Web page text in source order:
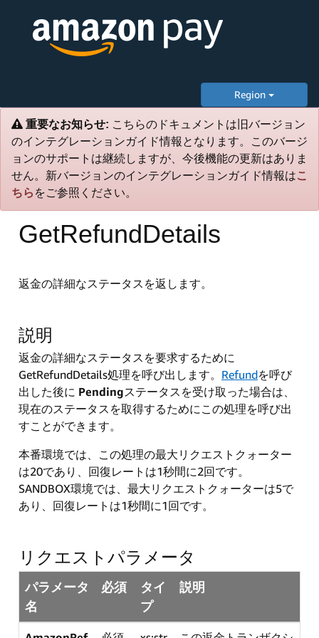
Region
重要なお知らせ: こちらのドキュメントは旧バージョン
のインテグレーションガイド情報となります。このバージ
ョンのサポートは継続しますが、今後機能の更新はありま
せん。新バージョンのインテグレーションガイド情報はこ
ちら をご参照ください。
GetRefundDetails
返金の詳細なステータスを返します。
説明
返金の詳細なステータスを要求するために
GetRefundDetails処理を呼び出します。 Refundを呼び
出した後に Pendingステータスを受け取った場合は、
現在のステータスを取得するためにこの処理を呼び出
すことができます。
本番環境では、この処理の最大リクエストクォーター
は20であり、回復レートは1秒間に2回です。
SANDBOX環境では、最大リクエストクォーターは5で
あり、回復レートは1秒間に1回です。
リクエストパラメータ
パラメータ
名
必須
タイ
プ
説明